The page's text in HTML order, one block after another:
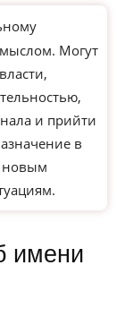
Могут
и прийти
в
новым
имени